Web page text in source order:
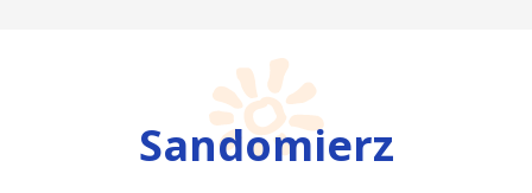
Sandomierz